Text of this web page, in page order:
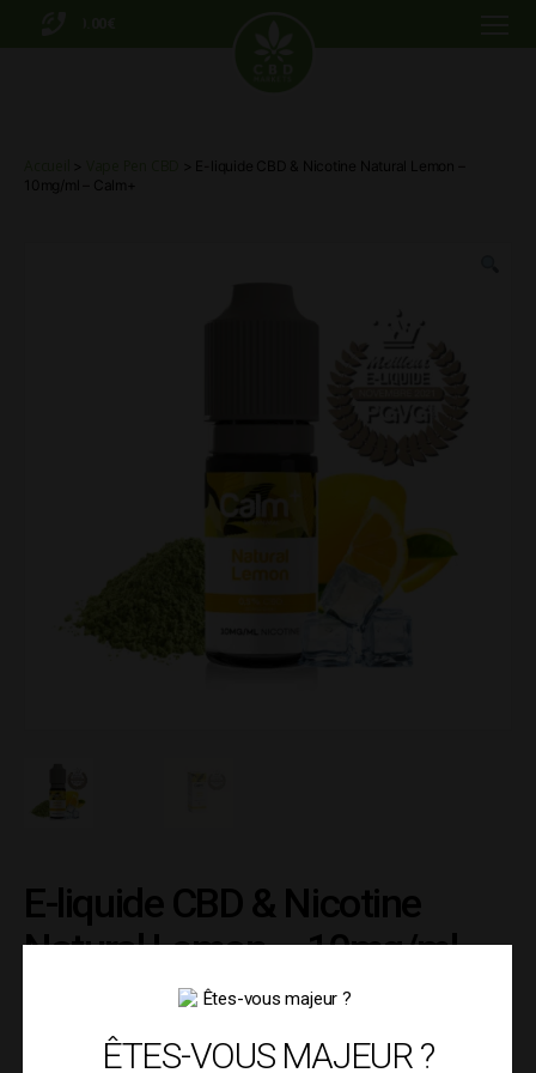
> E-liquide CBD & Nicotine Natural Lemon –
10mg/ml – Calm+
E-liquide CBD & Nicotine
Natural Lemon – 10mg/ml –
ÊTES-VOUS MAJEUR ?